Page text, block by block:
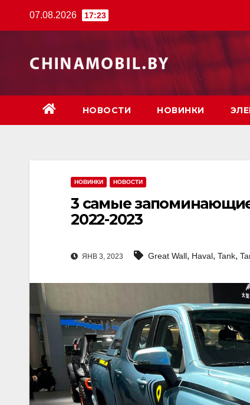
07.08.2026 17:23
НОВОСТИ НОВИНКИ
НОВИНКИ НОВОСТИ
3 самые
2022-2023
ЯНВ 3, 2023 Great Wall, Haval, Tank,